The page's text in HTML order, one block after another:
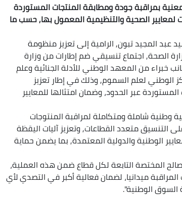
بمراقبة جودة ومطابقة المنتجات المستوردة
لمعايير الصحية والتنظيمية المعمول بها, حسب ما
عبد المجيد تبون, الرامية إلى تعزيز منظومة
الصحة, اجتماع تنسيقي ضم إطارات من وزارة
خبراء من المعهد الوطني للأدلة الجنائية وعلم
الوطني لعلم السموم, وذلك في إطار تعزيز
عبر الحدود، وضمان امتثالها للمعايير
وطنية شاملة ومتكاملة لمراقبة المنتوجات
التنسيق متعدد القطاعات, وتعزيز آليات اليقظة
الوطنية والدولية المعتمدة, بما يضمن حماية
المختصة التابعة لكل قطاع ضمن هذه العملية،
ميدانيا، لضمان فعالية أكبر في التصدي لأي
الوطنية".